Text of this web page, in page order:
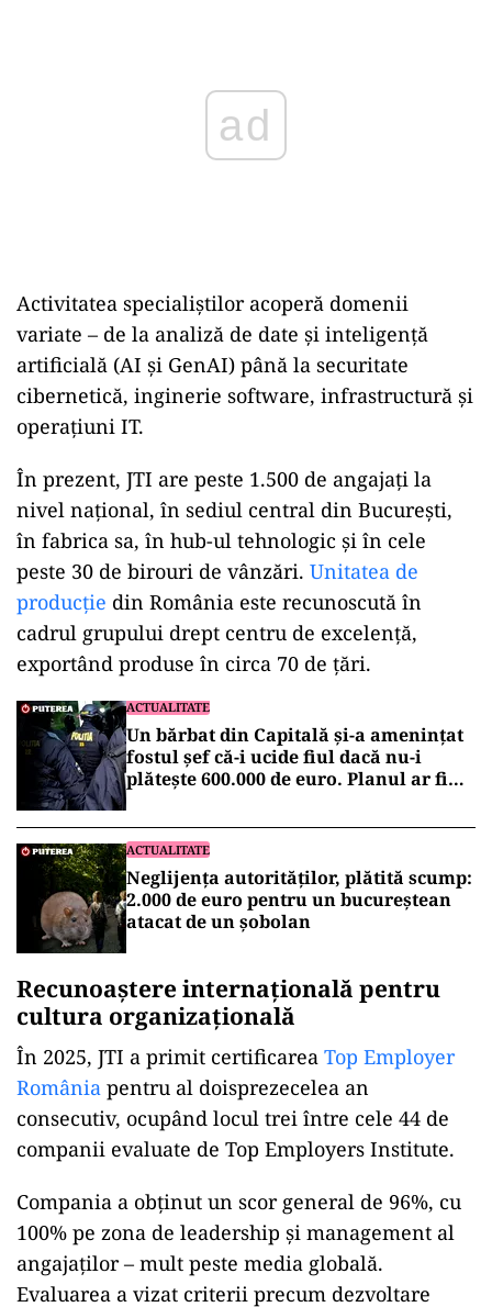
Activitatea specialiștilor acoperă domenii
variate – de la analiză de date și inteligență
artificială (AI și GenAI) până la securitate
cibernetică, inginerie software, infrastructură și
operațiuni IT.
În prezent, JTI are peste 1.500 de angajați la
nivel național, în sediul central din București,
în fabrica sa, în hub-ul tehnologic și în cele
peste 30 de birouri de vânzări. Unitatea de
producție din România este recunoscută în
cadrul grupului drept centru de excelență,
exportând produse în circa 70 de țări.
ACTUALITATE
Un bărbat din Capitală și-a amenințat
fostul șef că-i ucide fiul dacă nu-i
plătește 600.000 de euro. Planul ar fi
ACTUALITATE
Neglijența autorităților, plătită scump:
2.000 de euro pentru un bucureștean
atacat de un șobolan
Recunoaștere internațională pentru
cultura organizațională
În 2025, JTI a primit certificarea Top Employer
România pentru al doisprezecelea an
consecutiv, ocupând locul trei între cele 44 de
companii evaluate de Top Employers Institute.
Compania a obținut un scor general de 96%, cu
100% pe zona de leadership și management al
angajaților – mult peste media globală.
Evaluarea a vizat criterii precum dezvoltare